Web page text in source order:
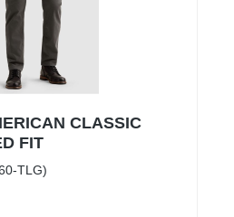
CLASSIC
FIT
TLG)